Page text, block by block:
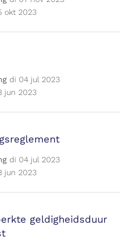
okt 2023
di 04 jul 2023
jun 2023
di 04 jul 2023
jun 2023
geldigheidsduur